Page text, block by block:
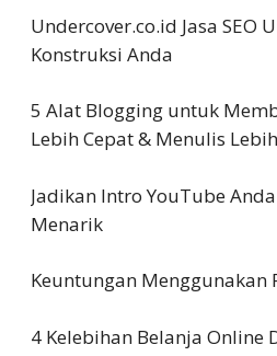
Undercover.co.id Jasa SEO
Konstruksi Anda
5 Alat Blogging untuk
Lebih Cepat & Menulis
Jadikan Intro YouTube
Menarik
Keuntungan
4 Kelebihan Belanja Online